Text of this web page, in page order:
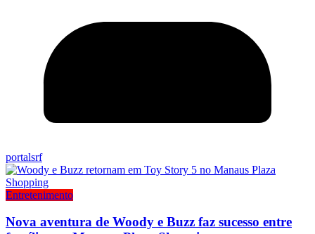
portalsrf
Entretenimento
Nova aventura de Woody e Buzz faz sucesso entre